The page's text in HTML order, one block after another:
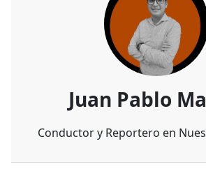
Juan Pablo
Conductor y Reportero en